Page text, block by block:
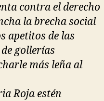
contra el derecho
la brecha social
apetitos de las
gollerías
más leña al
Roja estén